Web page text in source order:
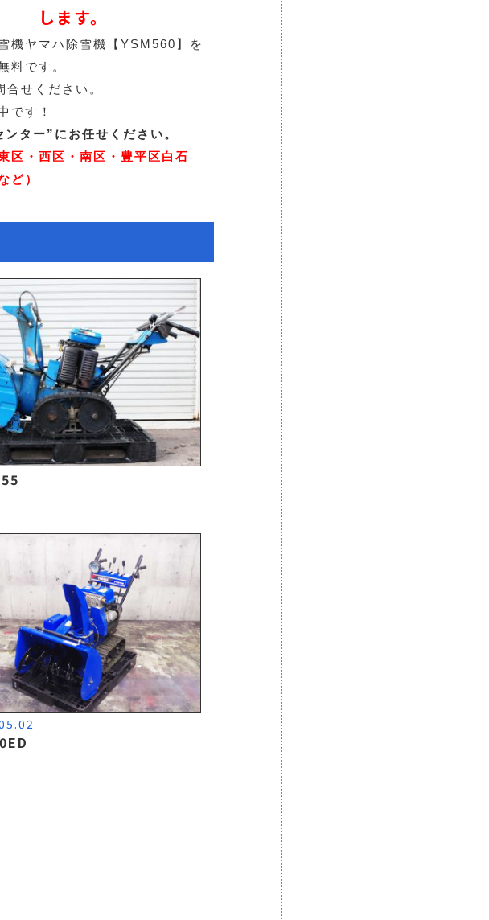
します。
機ヤマハ除雪機【YSM560】を
料です。
せください。
です！
ター”にお任せください。
区・西区・南区・豊平区白石
ど）